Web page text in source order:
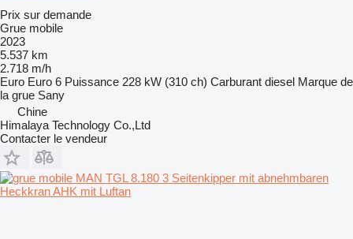
Prix sur demande
Grue mobile
2023
5.537 km
2.718 m/h
Euro Euro 6 Puissance 228 kW (310 ch) Carburant diesel Marque de
la grue Sany
Chine
Himalaya Technology Co.,Ltd
Contacter le vendeur